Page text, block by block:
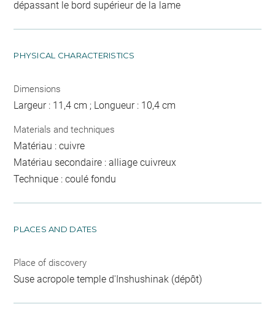
dépassant le bord supérieur de la lame
PHYSICAL CHARACTERISTICS
Dimensions
Largeur : 11,4 cm ; Longueur : 10,4 cm
Materials and techniques
Matériau : cuivre
Matériau secondaire : alliage cuivreux
Technique : coulé fondu
PLACES AND DATES
Place of discovery
Suse acropole temple d'Inshushinak (dépôt)